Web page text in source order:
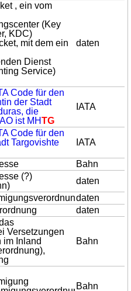
, ein vom
(Key
KDC)
mit dem ein
Dienst
Service)
daten
Code für den
der Stadt
die
ist MHTG
IATA
Code für den
Targovishte
IATA
Bahn
(?)
daten
daten
daten
Versetzungen
im Inland
Bahn
Bahn